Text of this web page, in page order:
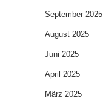
September 2025
August 2025
Juni 2025
April 2025
März 2025